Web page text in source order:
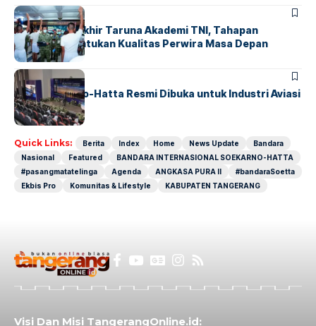
BERITA
Sidang Pantukhir Taruna Akademi TNI, Tahapan
Strategis Tentukan Kualitas Perwira Masa Depan
BANDARA BERITA
IALC Soekarno-Hatta Resmi Dibuka untuk Industri Aviasi
Dunia
Quick Links: Berita Index Home News Update
Bandara
Nasional
Featured
BANDARA INTERNASIONAL SOEKARNO-HATTA
#pasangmatatelinga
Agenda ANGKASA PURA II
#bandaraSoetta
Ekbis Pro
Komunitas & Lifestyle KABUPATEN TANGERANG
Visi Dan Misi TangerangOnline.id: